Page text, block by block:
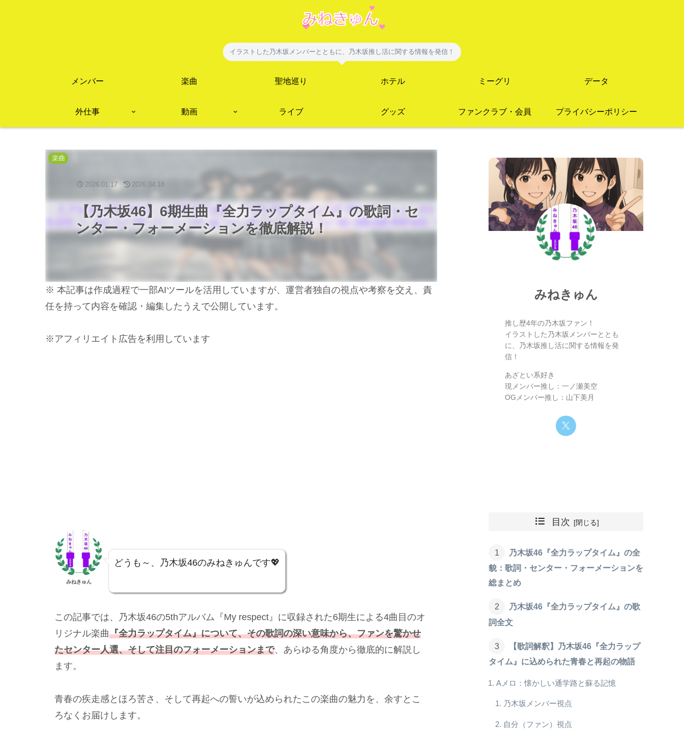
イラストした乃木坂メンバーとともに、乃木坂推し活に関する情報を発信！
メンバー 楽曲 聖地巡り ホテル ミーグリ データ
外仕事 動画 ライブ グッズ ファンクラブ・会員 プライバシーポリシー
【乃木坂46】6期生曲『全力ラップタイム』の歌詞・セ
ンター・フォーメーションを徹底解説！
楽曲
2026.01.17 2026.04.18
※ 本記事は作成過程で一部AIツールを活用していますが、運営者独自の視点や考察を交え、責
任を持って内容を確認・編集したうえで公開しています。
※アフィリエイト広告を利用しています
みねきゅん
どうも～、乃木坂46のみねきゅんです💖
この記事では、乃木坂46の5thアルバム『My respect』に収録された6期生による4曲目のオ
リジナル楽曲『全力ラップタイム』について、その歌詞の深い意味から、ファンを驚かせ
たセンター人選、そして注目のフォーメーションまで、あらゆる角度から徹底的に解説し
ます。
青春の疾走感とほろ苦さ、そして再起への誓いが込められたこの楽曲の魅力を、余すとこ
ろなくお届けします。
みねきゅん
推し歴4年の乃木坂ファン！
イラストした乃木坂メンバーととも
に、乃木坂推し活に関する情報を発
信！
あざとい系好き
現メンバー推し：一ノ瀬美空
OGメンバー推し：山下美月
目次
乃木坂46『全力ラップタイム』の全
貌：歌詞・センター・フォーメーションを
総まとめ
乃木坂46『全力ラップタイム』の歌
詞全文
【歌詞解釈】乃木坂46『全力ラップ
タイム』に込められた青春と再起の物語
Aメロ：懐かしい通学路と蘇る記憶
乃木坂メンバー視点
自分（ファン）視点